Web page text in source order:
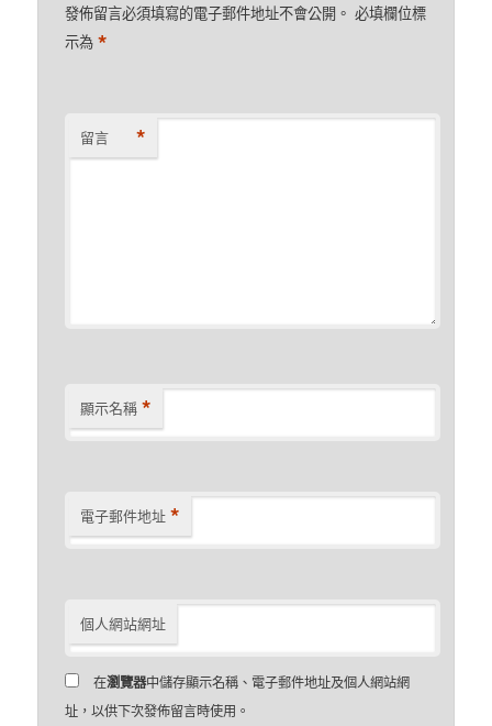
發佈留言必須填寫的電子郵件地址不會公開。 必填欄位標
示為 *
留言 *
顯示名稱 *
電子郵件地址 *
個人網站網址
在瀏覽器中儲存顯示名稱、電子郵件地址及個人網站網
址，以供下次發佈留言時使用。